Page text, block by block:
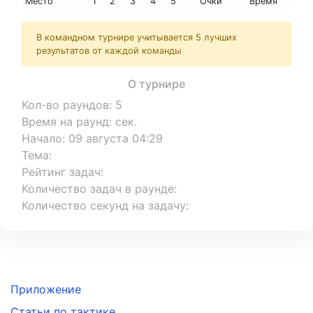
В командном турнире учитывается 5 лучших
результатов от каждой команды
О турнире
Кол-во раундов: 5
Время на раунд: сек.
Начало: 09 августа 04:29
Тема:
Рейтинг задач:
Количество задач в раунде:
Количество секунд на задачу:
Приложение